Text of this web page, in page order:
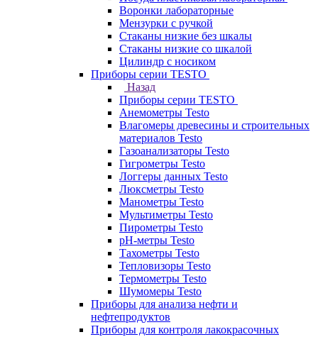
Воронки лабораторные
Мензурки с ручкой
Стаканы низкие без шкалы
Стаканы низкие со шкалой
Цилиндр с носиком
Приборы серии TESTO
Назад
Приборы серии TESTO
Анемометры Testo
Влагомеры древесины и строительных
материалов Testo
Газоанализаторы Testo
Гигрометры Testo
Логгеры данных Testo
Люксметры Testo
Манометры Testo
Мультиметры Testo
Пирометры Testo
pH-метры Testo
Тахометры Testo
Тепловизоры Testo
Термометры Testo
Шумомеры Testo
Приборы для анализа нефти и
нефтепродуктов
Приборы для контроля лакокрасочных